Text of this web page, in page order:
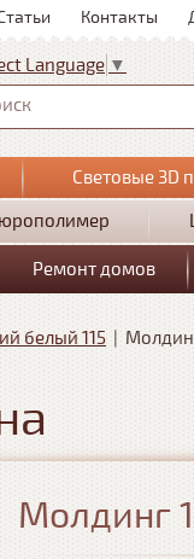
Контакты
Language ▼
Световые 3D
Ремонт домов
белый 115 |
Молдинг